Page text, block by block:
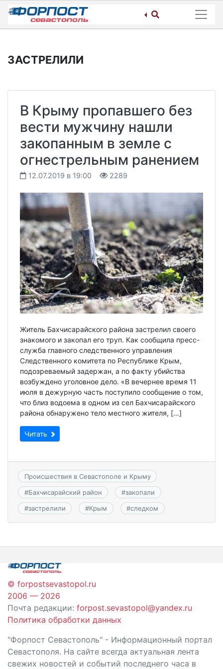
Skip
content
ЗАСТРЕЛИЛИ
В Крыму пропавшего без
вести мужчину нашли
закопанным в земле с
огнестрельным ранением
12.07.2019 в 19:00 2289
Житель Бахчисарайского района застрелил своего
знакомого и закопал его труп. Как сообщила пресс-
служба главного следственного управления
Следственного комитета по Республике Крым,
подозреваемый задержан, а по факту убийства
возбуждено уголовное дело. «В вечернее время 11
июля в дежурную часть поступило сообщение о том,
что близ водоема в одном из сел Бахчисарайского
района обнаружено тело местного жителя, […]
Читать
Происшествия в Севастополе и Крыму
#Бахчисарайский район #закопали
#застрелили #Крым #следком
© forpostsevastopol.ru
2006 — 2026
Почта редакции: forpost.sevastopol@yandex.ru
Политика обработки данных
"Форпост Севастополь" - Информационный портал
Севастополя. На сайте всегда актуальная лента
свежих новостей и событий последнего часа в